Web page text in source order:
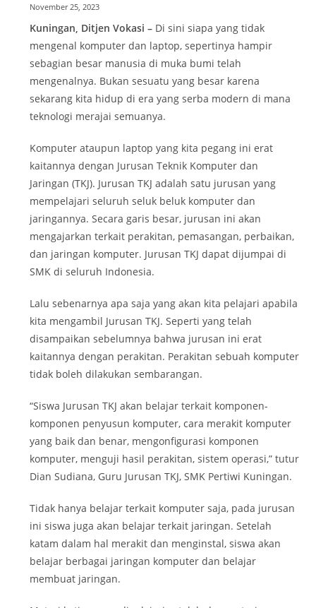
November 25, 2023
Kuningan, Ditjen Vokasi – Di sini siapa yang tidak
mengenal komputer dan laptop, sepertinya hampir
sebagian besar manusia di muka bumi telah
mengenalnya. Bukan sesuatu yang besar karena
sekarang kita hidup di era yang serba modern di mana
teknologi merajai semuanya.
Komputer ataupun laptop yang kita pegang ini erat
kaitannya dengan Jurusan Teknik Komputer dan
Jaringan (TKJ). Jurusan TKJ adalah satu jurusan yang
mempelajari seluruh seluk beluk komputer dan
jaringannya. Secara garis besar, jurusan ini akan
mengajarkan terkait perakitan, pemasangan, perbaikan,
dan jaringan komputer. Jurusan TKJ dapat dijumpai di
SMK di seluruh Indonesia.
Lalu sebenarnya apa saja yang akan kita pelajari apabila
kita mengambil Jurusan TKJ. Seperti yang telah
disampaikan sebelumnya bahwa jurusan ini erat
kaitannya dengan perakitan. Perakitan sebuah komputer
tidak boleh dilakukan sembarangan.
“Siswa Jurusan TKJ akan belajar terkait komponen-
komponen penyusun komputer, cara merakit komputer
yang baik dan benar, mengonfigurasi komponen
komputer, menguji hasil perakitan, sistem operasi,” tutur
Dian Sudiana, Guru Jurusan TKJ, SMK Pertiwi Kuningan.
Tidak hanya belajar terkait komputer saja, pada jurusan
ini siswa juga akan belajar terkait jaringan. Setelah
katam dalam hal merakit dan menginstal, siswa akan
belajar berbagai jaringan komputer dan belajar
membuat jaringan.